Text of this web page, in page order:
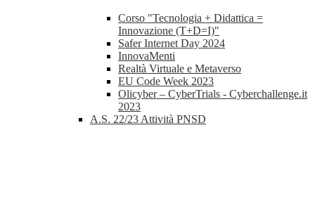
Corso "Tecnologia + Didattica =
Innovazione (T+D=I)"
Safer Internet Day 2024
InnovaMenti
Realtà Virtuale e Metaverso
EU Code Week 2023
Olicyber – CyberTrials - Cyberchallenge.it
2023
A.S. 22/23 Attività PNSD